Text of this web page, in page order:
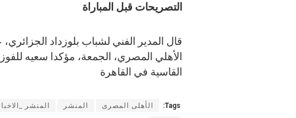
التصريحات قبل المباراة
قال المدير الفني لشباب بلوزداد
الأهلي المصري، الجمعة، مؤكدا سعيه للفوز
القاسية في القاهرة
Tags: الأهلى المصرى المنشر المنشر